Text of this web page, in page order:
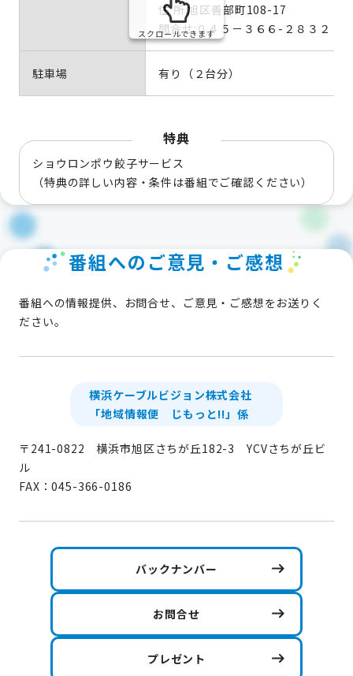
住 所:旭区善部町108-17
問合せ:０４５－３６６-２８３２
駐車場 有り（２台分）
スクロールできます
特典
ショウロンポウ餃子サービス
（特典の詳しい内容・条件は番組でご確認ください）
番組へのご意見・ご感想
番組への情報提供、お問合せ、ご意見・ご感想をお送りく
ださい。
横浜ケーブルビジョン株式会社
「地域情報便 じもっと!!」係
〒241-0822 横浜市旭区さちが丘182-3 YCVさちが丘ビ
ル
FAX：045-366-0186
バックナンバー
お問合せ
プレゼント